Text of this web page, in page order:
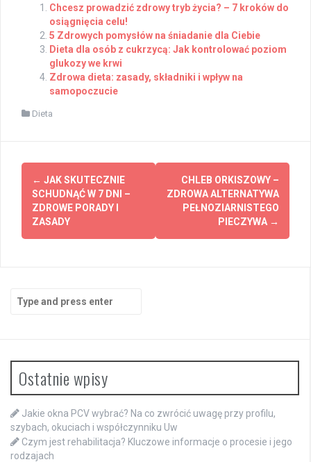
Chcesz prowadzić zdrowy tryb życia? – 7 kroków do
osiągnięcia celu!
5 Zdrowych pomysłów na śniadanie dla Ciebie
Dieta dla osób z cukrzycą: Jak kontrolować poziom
glukozy we krwi
Zdrowa dieta: zasady, składniki i wpływ na
samopoczucie
Dieta
Post
navigation
← JAK SKUTECZNIE
SCHUDNĄĆ W 7 DNI –
ZDROWE PORADY I
ZASADY
CHLEB ORKISZOWY –
ZDROWA ALTERNATYWA
PEŁNOZIARNISTEGO
PIECZYWA →
for:
Ostatnie wpisy
Jakie okna PCV wybrać? Na co zwrócić uwagę przy profilu,
szybach, okuciach i współczynniku Uw
Czym jest rehabilitacja? Kluczowe informacje o procesie i jego
rodzajach